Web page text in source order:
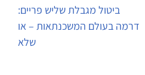
de
l’article
ביטול מגבלת שליש פריים:
דרמה בעולם המשכנתאות – או
שלא